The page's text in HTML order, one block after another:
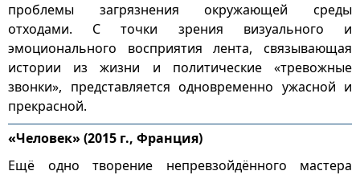
проблемы загрязнения окружающей среды
отходами. С точки зрения визуального и
эмоционального восприятия лента, связывающая
истории из жизни и политические «тревожные
звонки», представляется одновременно ужасной и
прекрасной.
«Человек» (2015 г., Франция)
Ещё одно творение непревзойдённого мастера